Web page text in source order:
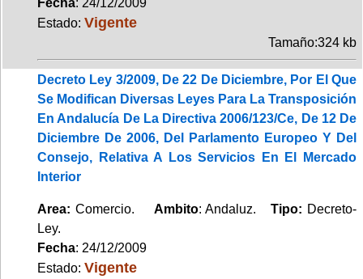
Estado: Vigente
Tamaño:324 kb
Decreto Ley 3/2009, De 22 De Diciembre, Por El Que
Se Modifican Diversas Leyes Para La Transposición
En Andalucía De La Directiva 2006/123/Ce, De 12 De
Diciembre De 2006, Del Parlamento Europeo Y Del
Consejo, Relativa A Los Servicios En El Mercado
Interior
Area: Comercio. Ambito: Andaluz.Tipo: Decreto-
Ley.
Fecha: 24/12/2009
Estado: Vigente